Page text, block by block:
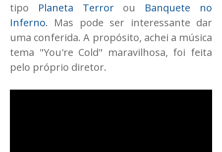
tipo Planeta Terrorou Banquete no
Inferno. Mas pode ser interessante dar
uma conferida. A propósito, achei a música
tema "You're Cold" maravilhosa, foi feita
pelo próprio diretor.